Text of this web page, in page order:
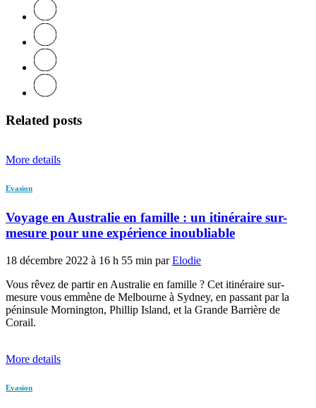
Related posts
More details
Evasion
Voyage en Australie en famille : un itinéraire sur-
mesure pour une expérience inoubliable
18 décembre 2022 à 16 h 55 min parElodie
Vous rêvez de partir en Australie en famille ? Cet itinéraire sur-
mesure vous emmène de Melbourne à Sydney, en passant par la
péninsule Mornington, Phillip Island, et la Grande Barrière de
Corail.
More details
Evasion